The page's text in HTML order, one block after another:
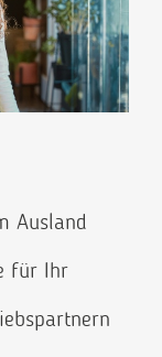
Ausland
für Ihr